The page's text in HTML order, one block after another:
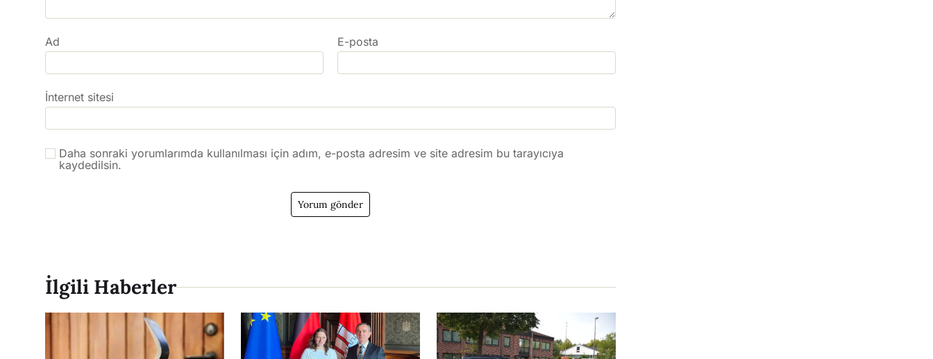
Ad E-posta
İnternet sitesi
Daha sonraki yorumlarımda kullanılması için adım, e-posta adresim ve site adresim bu tarayıcıya
kaydedilsin.
İlgili Haberler